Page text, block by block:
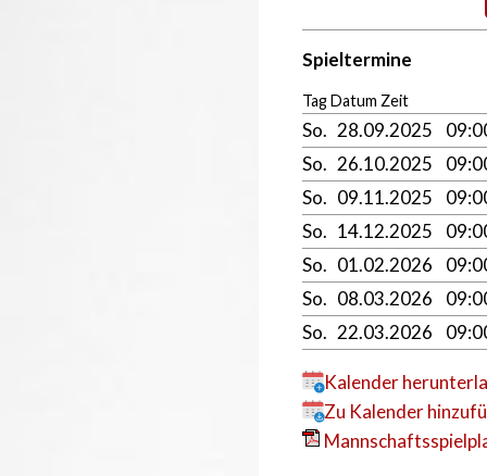
Spieltermine
Tag Datum Zeit
So. 28.09.2025
So. 26.10.2025
So. 09.11.2025
So. 14.12.2025
So. 01.02.2026
So. 08.03.2026
So. 22.03.2026
Kalender
Zu Kalender